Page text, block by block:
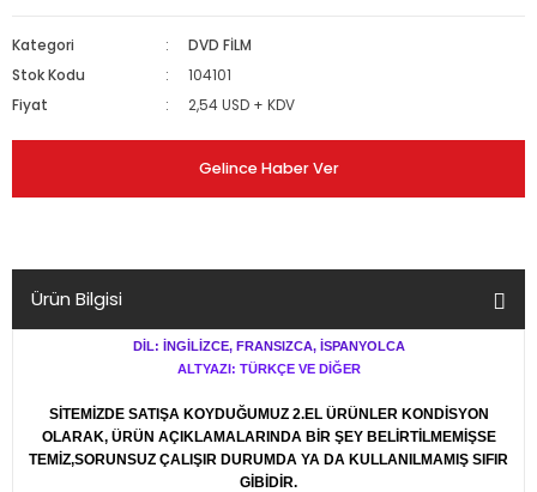
Kategori
DVD FİLM
Stok Kodu
104101
Fiyat
2,54 USD + KDV
Gelince Haber Ver
Ürün Bilgisi
DİL: İNGİLİZCE, FRANSIZCA, İSPANYOLCA
ALTYAZI: TÜRKÇE VE DİĞER
SİTEMİZDE SATIŞA KOYDUĞUMUZ 2.EL ÜRÜNLER KONDİSYON
OLARAK, ÜRÜN AÇIKLAMALARINDA BİR ŞEY BELİRTİLMEMİŞSE
TEMİZ,SORUNSUZ ÇALIŞIR DURUMDA YA DA KULLANILMAMIŞ SIFIR
GİBİDİR.